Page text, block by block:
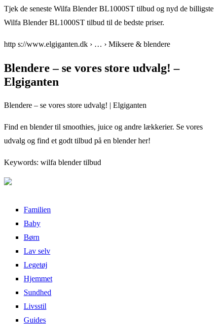
Tjek de seneste Wilfa Blender BL1000ST tilbud og nyd de billigste
Wilfa Blender BL1000ST tilbud til de bedste priser.
http s://www.elgiganten.dk › … › Miksere & blendere
Blendere – se vores store udvalg! –
Elgiganten
Blendere – se vores store udvalg! | Elgiganten
Find en blender til smoothies, juice og andre lækkerier. Se vores
udvalg og find et godt tilbud på en blender her!
Keywords: wilfa blender tilbud
Familien
Baby
Børn
Lav selv
Legetøj
Hjemmet
Sundhed
Livsstil
Guides